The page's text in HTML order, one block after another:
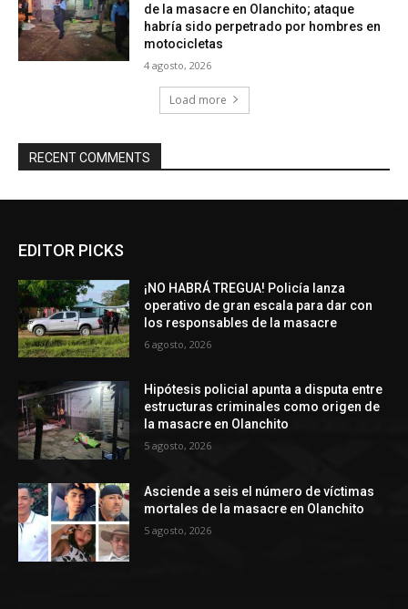
de la masacre en Olanchito; ataque
habría sido perpetrado por hombres en
motocicletas
4 agosto, 2026
Load more
RECENT COMMENTS
EDITOR PICKS
¡NO HABRÁ TREGUA! Policía lanza
operativo de gran escala para dar con
los responsables de la masacre
6 agosto, 2026
Hipótesis policial apunta a disputa entre
estructuras criminales como origen de
la masacre en Olanchito
5 agosto, 2026
Asciende a seis el número de víctimas
mortales de la masacre en Olanchito
5 agosto, 2026